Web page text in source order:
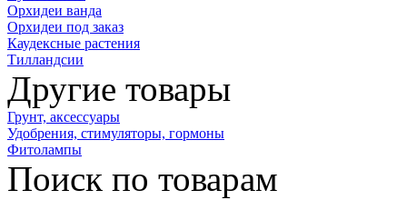
Орхидеи ванда
Орхидеи под заказ
Каудексные растения
Тилландсии
Другие товары
Грунт, аксессуары
Удобрения, стимуляторы, гормоны
Фитолампы
Поиск по товарам